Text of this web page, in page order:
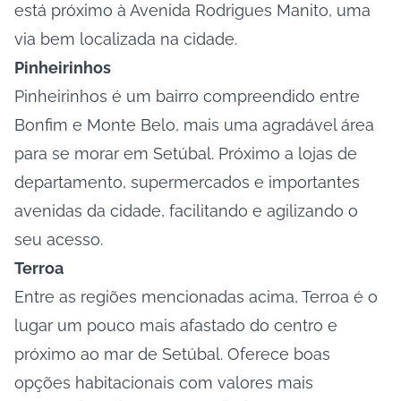
está próximo à Avenida Rodrigues Manito, uma
via bem localizada na cidade.
Pinheirinhos
Pinheirinhos é um bairro compreendido entre
Bonfim e Monte Belo, mais uma agradável área
para se morar em Setúbal. Próximo a lojas de
departamento, supermercados e importantes
avenidas da cidade, facilitando e agilizando o
seu acesso.
Terroa
Entre as regiões mencionadas acima, Terroa é o
lugar um pouco mais afastado do centro e
próximo ao mar de Setúbal. Oferece boas
opções habitacionais com valores mais